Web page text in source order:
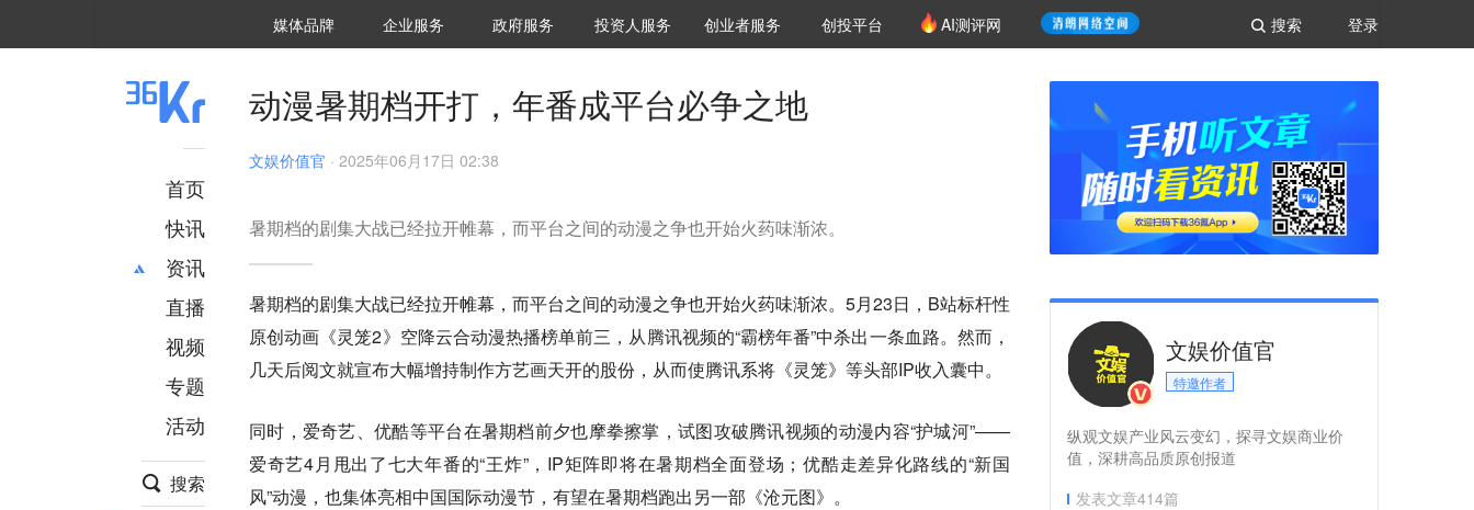
登录
搜索
媒体品牌 36Kr研究院
企业服务 城市之窗
政府服务 VClub投资机构库
投资机构职位推介
投资人服务 创投氪堂
创业者服务 创投平台 AI测评网
首页
快讯
资讯
推荐
财经
项目推荐
安徽
直播
视频
专题
活动
搜索
动漫暑期档开打，年番成平台必争之地
文娱价值官 · 2025年06月17日 02:38
暑期档的剧集大战已经拉开帷幕，而平台之间的动漫之争也开始火药味渐浓。
暑期档的剧集大战已经拉开帷幕，而平台之间的动漫之争也开始火药味渐浓。5月23日，B站标杆性
原创动画《灵笼2》空降云合动漫热播榜单前三，从腾讯视频的“霸榜年番”中杀出一条血路。然而，
几天后阅文就宣布大幅增持制作方艺画天开的股份，从而使腾讯系将《灵笼》等头部IP收入囊中。
同时，爱奇艺、优酷等平台在暑期档前夕也摩拳擦掌，试图攻破腾讯视频的动漫内容“护城河”——
爱奇艺4月甩出了七大年番的“王炸”，IP矩阵即将在暑期档全面登场；优酷走差异化路线的“新国
风”动漫，也集体亮相中国国际动漫节，有望在暑期档跑出另一部《沧元图》。
文娱价值官
特邀作者
纵观文娱产业风云变幻，探寻文娱商业价
值，深耕高品质原创报道
发表文章414篇